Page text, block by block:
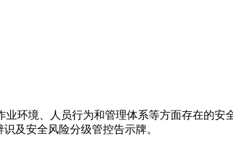
环境、人员行为和管理体系等方面存在的安
及安全风险分级管控告示牌。